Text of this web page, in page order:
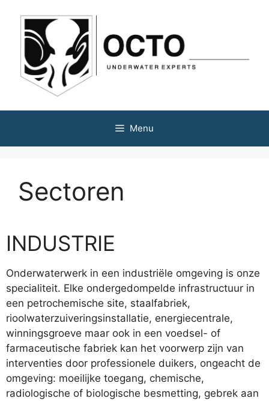
Menu
Sectoren
INDUSTRIE
Onderwaterwerk in een industriële omgeving is onze
specialiteit. Elke ondergedompelde infrastructuur in
een petrochemische site, staalfabriek,
rioolwaterzuiveringsinstallatie, energiecentrale,
winningsgroeve maar ook in een voedsel- of
farmaceutische fabriek kan het voorwerp zijn van
interventies door professionele duikers, ongeacht de
omgeving: moeilijke toegang, chemische,
radiologische of biologische besmetting, gebrek aan